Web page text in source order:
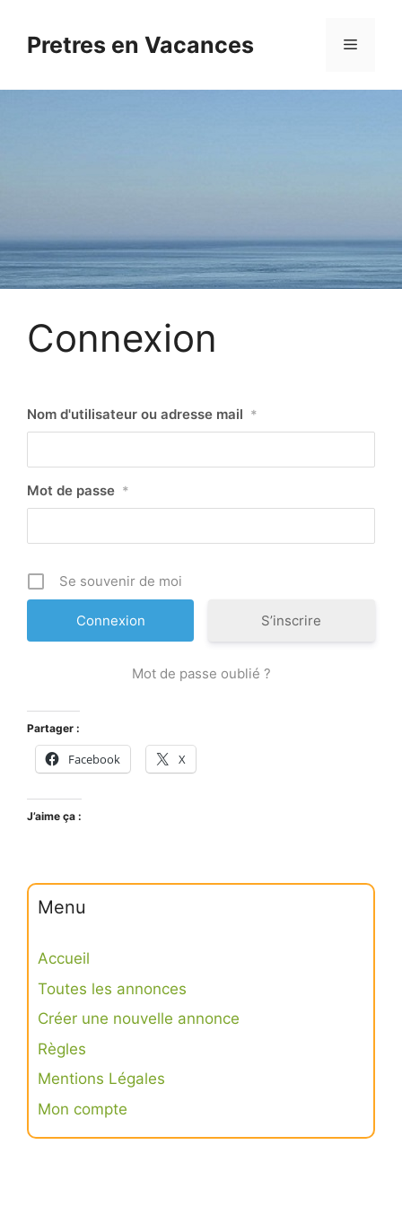
contenuPretres en Vacances Menu
Connexion
Nom d'utilisateur ou adresse mail *
Mot de passe *
Se souvenir de moi
S’inscrire
Mot de passe oublié ?
Partager :
Facebook X
J’aime ça :
Menu
Accueil
Toutes les annonces
Créer une nouvelle annonce
Règles
Mentions Légales
Mon compte
Connexion